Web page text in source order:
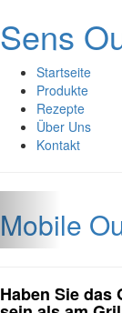
Sens
Startseite
Produkte
Rezepte
Über Uns
Kontakt
Mobile
Haben Sie